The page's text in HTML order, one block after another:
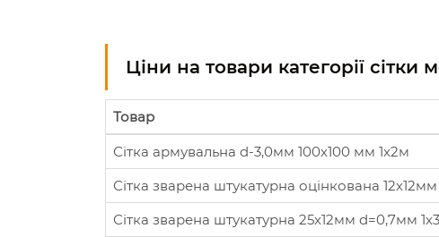
Ціни на товари категорії
Товар
Сітка армувальна d-3,0мм 100х100 мм 1х2м
Сітка зварена штукатурна оцінкована
Сітка зварена штукатурна 25х12мм d=0,7мм